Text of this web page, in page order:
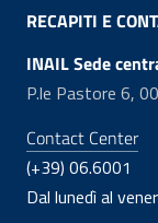
RECAPITI E
INAIL Sede
P.le Pastore 6,
Contact Center
(+39) 06.6001
Dal lunedì al